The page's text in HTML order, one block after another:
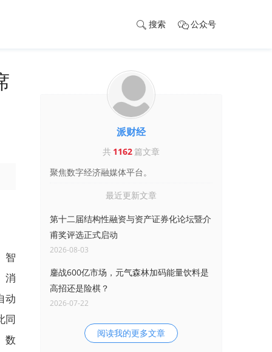
搜索 公众号
智
消
动
同
数
派财经
共 1162篇文章
聚焦数字经济融媒体平台。
最近更新文章
第十二届结构性融资与资产证券化论坛暨介
甫奖评选正式启动
2026-08-03
鏖战600亿市场，元气森林加码能量饮料是
高招还是险棋？
2026-07-22
阅读我的更多文章